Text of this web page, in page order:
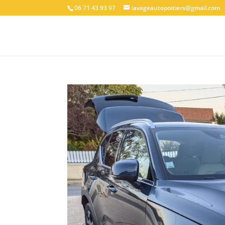
06 71 43 93 97 lavageautopoitiers@gmail.com